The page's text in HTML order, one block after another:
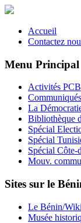
Accueil
Contactez
Menu Principal
Activités PCB
La
Bibliothèque
Spécial
Spécial
Spécial Côte-
Mouv.
Sites sur le
Le Bénin/
Musée